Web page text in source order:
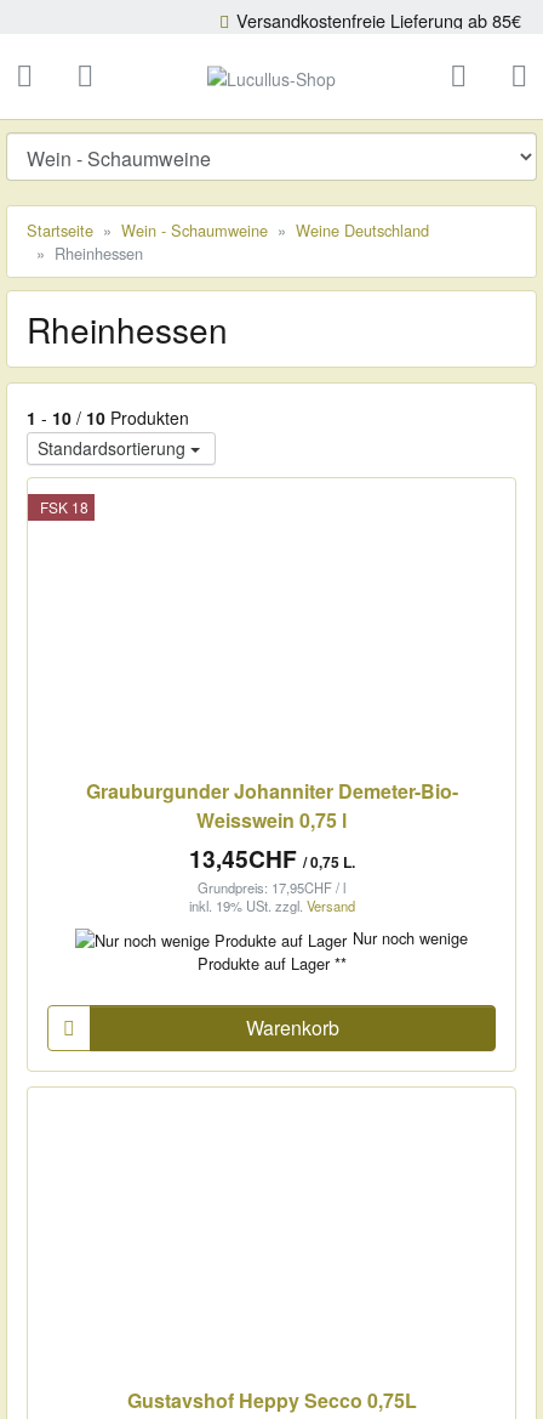
Versandkostenfreie Lieferung ab 85€
schließen
Suche
Startseite Wein - Schaumweine
Weine Deutschland
Rheinhessen
Rheinhessen
1 - 10 / 10 Produkten
Standardsortierung
FSK 18
Grauburgunder Johanniter Demeter-Bio-
Weisswein 0,75 l
13,45CHF / 0,75 L.
Grundpreis: 17,95CHF / l
inkl. 19% USt. zzgl. Versand
Nur noch wenige
Produkte auf Lager **
Warenkorb
Gustavshof Heppy Secco 0,75L